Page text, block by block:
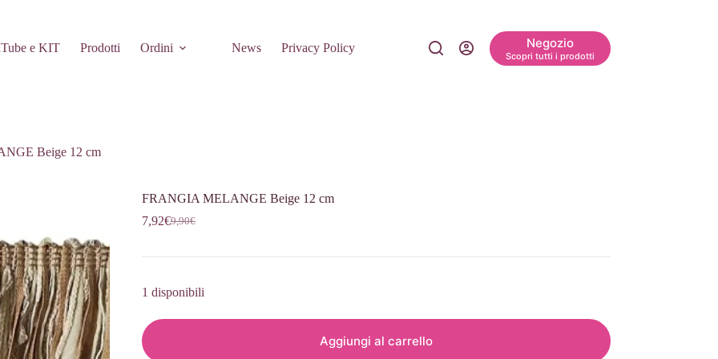
e KIT Prodotti Ordini News Privacy Policy Negozio
Scopri tutti i prodotti
Beige 12 cm
FRANGIA MELANGE Beige 12 cm
9,90€
Il
originale
9,90€.
7,92€Il
attuale
7,92€.
1 disponibili
Aggiungi al carrello